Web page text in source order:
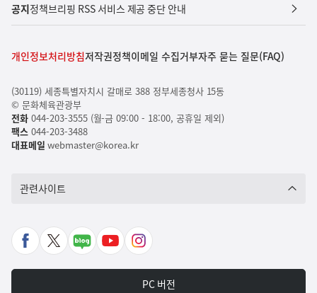
공지정책브리핑 RSS 서비스 제공 중단 안내
개인정보처리방침저작권정책이메일 수집거부자주 묻는 질문(FAQ)
(30119) 세종특별자치시 갈매로 388 정부세종청사 15동
© 문화체육관광부
전화044-203-3555 (월-금 09:00 - 18:00, 공휴일 제외)
팩스044-203-3488
대표메일 webmaster@korea.kr
관련사이트
페
X
네
유
인
타
PC 버전